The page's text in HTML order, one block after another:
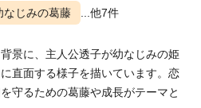
なじみの葛藤 ...他7件
景に、主人公透子が幼なじみの姫
直面する様子を描いています。恋
守るための葛藤や成長がテーマと